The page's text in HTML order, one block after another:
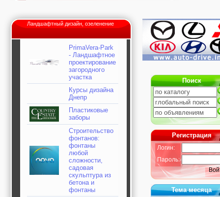
Окна, стекло,
витражи, входные
Образование и наука,
курсы, обучение,
тренинги, семинары,
повышение
квалификации
Промышленное
оборудование:
заводы, предприятия,
фабрики, легкая
промышленность,
металлургия
Развлечения и
активный отдых:
спортклубы, фитнес,
бильярд, боулинг,
кино, спорттовары,
Строительство и
Ландшафтный дизайн, озеленение
PrimaVera-Park
- Ландшафтное
проектирование
загородного
участка
Курсы дизайна
Днепр
Пластиковые
заборы
Строительство
фонтанов:
фонтаны
любой
сложности,
садовая
скульптура из
бетона и
фонтаны
Поиск
Регистрация
Логин:
Пароль:
Тема месяца